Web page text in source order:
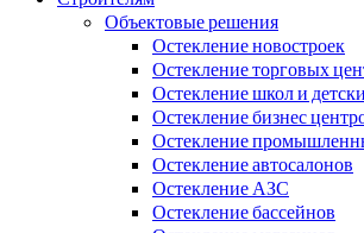
Объектовые решения
Остекление новостроек
Остекление торговых
Остекление школ и
Остекление бизнес
Остекление
Остекление автосалонов
Остекление АЗС
Остекление бассейнов